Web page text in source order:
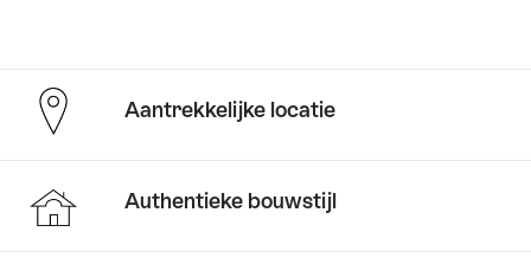
2026”
Aantrekkelijke locatie
Authentieke bouwstijl